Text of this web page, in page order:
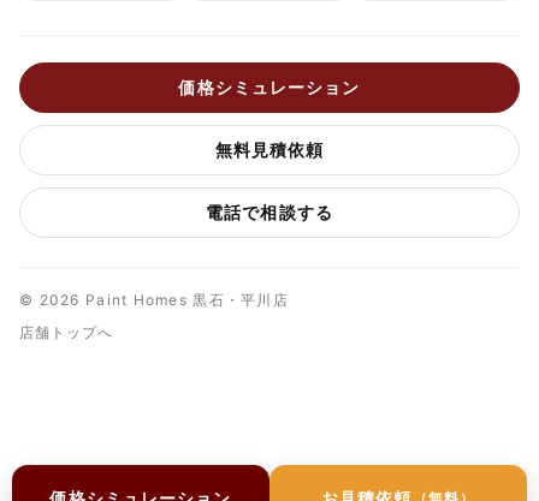
（無料）
価格シミュレーション
無料見積依頼
電話で相談する
© 2026 Paint Homes 黒石・平川店
店舗トップへ